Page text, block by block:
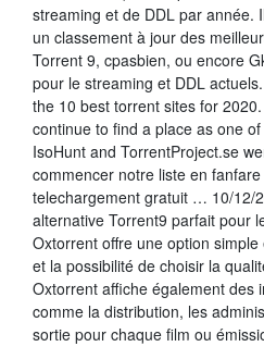
streaming et de DDL par année.
un classement à jour des
Torrent 9, cpasbien, ou encore
pour le streaming et DDL
the 10 best torrent sites for
continue to find a place as one
IsoHunt and TorrentProject.se
commencer notre liste en
telechargement gratuit … 10/12/
alternative Torrent9 parfait pour
Oxtorrent offre une option
et la possibilité de choisir la
Oxtorrent affiche également des
comme la distribution, les
sortie pour chaque film ou